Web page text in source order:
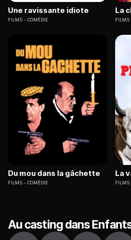
Une ravissante idiote
FILMS COMÉDIE
La
FILMS
Du mou dans la gâchette
FILMS COMÉDIE
La
FILMS
Au casting dans